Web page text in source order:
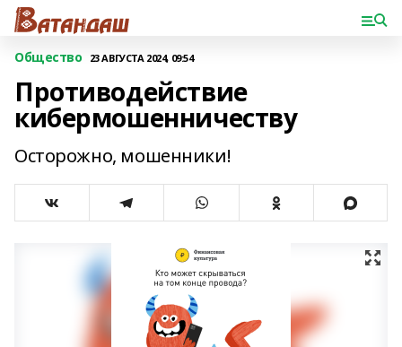
Общество 23 АВГУСТА 2024, 09:54
Противодействие
кибермошенничеству
Осторожно, мошенники!